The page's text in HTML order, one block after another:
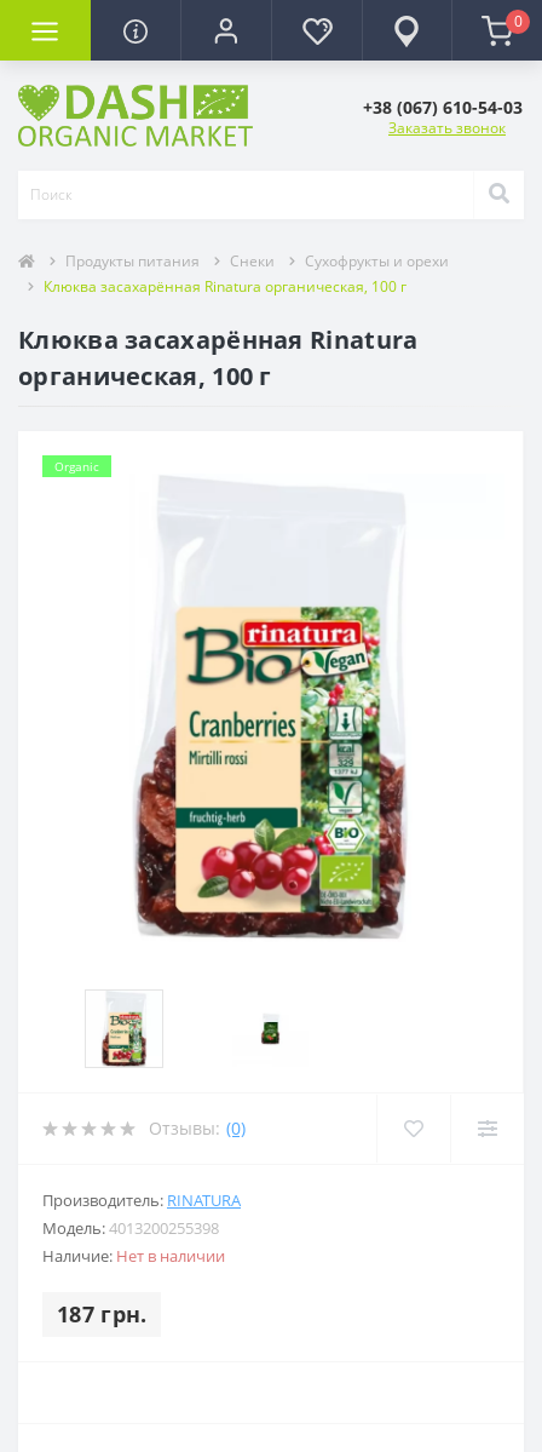
0
+38 (067) 610-54-03
Заказать звонок
Продукты питания Снеки
Сухофрукты и орехи
Клюква засахарённая Rinatura органическая, 100 г
Клюква засахарённая Rinatura
органическая, 100 г
Organic
Отзывы: (0)
Производитель: RINATURA
Модель:4013200255398
Наличие: Нет в наличии
187 грн.